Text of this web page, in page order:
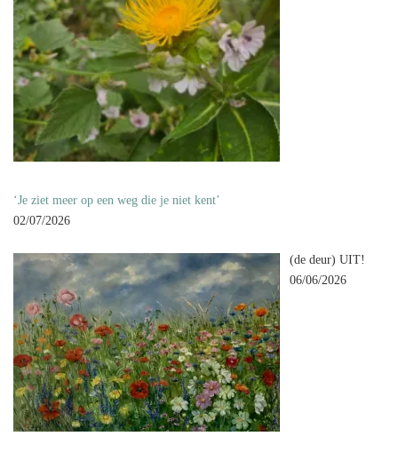
‘Je ziet meer op een weg die je niet kent’
02/07/2026
(de deur) UIT!
06/06/2026